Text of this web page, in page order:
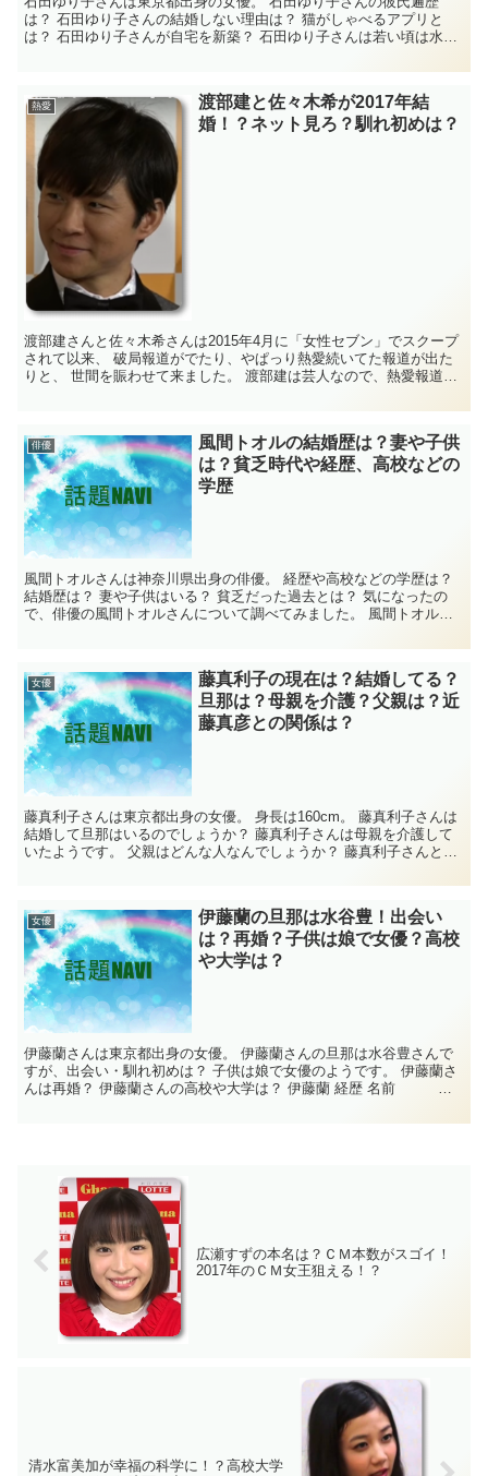
は？ 石田ゆり子さんの結婚しない理由は？ 猫がしゃべるアプリと
は？ 石田ゆり子さんが自宅を新築？ 石田ゆり子さんは若い頃は水泳
熱愛
渡部建と佐々木希が2017年結
婚！？ネット見ろ？馴れ初めは？
渡部建さんと佐々木希さんは2015年4月に「女性セブン」でスクープ
されて以来、 破局報道がでたり、やぱっり熱愛続いてた報道が出た
りと、 世間を賑わせて来ました。 渡部建は芸人なので、熱愛報道が
俳優
風間トオルの結婚歴は？妻や子供
は？貧乏時代や経歴、高校などの
学歴
風間トオルさんは神奈川県出身の俳優。 経歴や高校などの学歴は？
結婚歴は？ 妻や子供はいる？ 貧乏だった過去とは？ 気になったの
で、俳優の風間トオルさんについて調べてみました。 風間トオルの
女優
藤真利子の現在は？結婚してる？
旦那は？母親を介護？父親は？近
藤真彦との関係は？
藤真利子さんは東京都出身の女優。 身長は160cm。 藤真利子さんは
結婚して旦那はいるのでしょうか？ 藤真利子さんは母親を介護して
いたようです。 父親はどんな人なんでしょうか？ 藤真利子さんと近
女優
伊藤蘭の旦那は水谷豊！出会い
は？再婚？子供は娘で女優？高校
や大学は？
伊藤蘭さんは東京都出身の女優。 伊藤蘭さんの旦那は水谷豊さんで
すが、出会い・馴れ初めは？ 子供は娘で女優のようです。 伊藤蘭さ
んは再婚？ 伊藤蘭さんの高校や大学は？ 伊藤蘭 経歴 名前 伊
広瀬すずの本名は？ＣＭ本数がスゴイ！
2017年のＣＭ女王狙える！？
清水富美加が幸福の科学に！？高校大学